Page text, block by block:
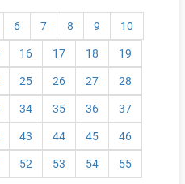
6 7 8 9 10
16 17 18 19
25 26 27 28
34 35 36 37
43 44 45 46
52 53 54 55